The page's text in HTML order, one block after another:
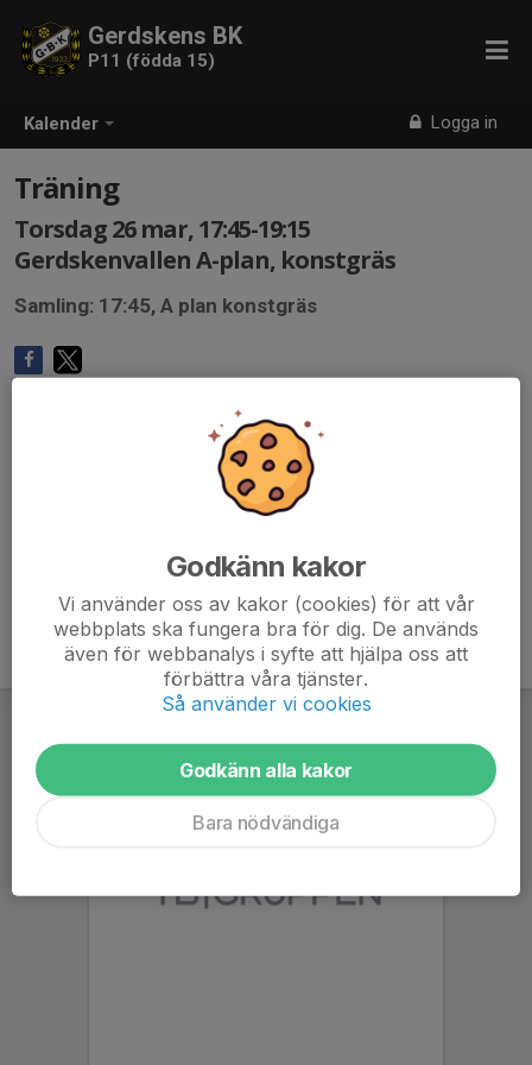
Kalender Logga in
Gerdskens BK
P11 (födda 15)
Träning
Torsdag 26 mar, 17:45-19:15
Gerdskenvallen A-plan, konstgräs
Samling: 17:45, A plan konstgräs
Godkänn kakor
Vi använder oss av kakor (cookies) för att vår
webbplats ska fungera bra för dig. De används
även för webbanalys i syfte att hjälpa oss att
förbättra våra tjänster.
Så använder vi cookies
Godkänn alla kakor
Bara nödvändiga